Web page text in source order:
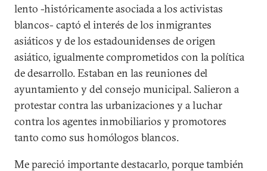
lento -históricamente asociada a los activistas
blancos- captó el interés de los inmigrantes
asiáticos y de los estadounidenses de origen
asiático, igualmente comprometidos con la política
de desarrollo. Estaban en las reuniones del
ayuntamiento y del consejo municipal. Salieron a
protestar contra las urbanizaciones y a luchar
contra los agentes inmobiliarios y promotores
tanto como sus homólogos blancos.
Me pareció importante destacarlo, porque también